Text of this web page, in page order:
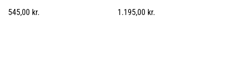
545,00 kr.
1.195,00 kr.